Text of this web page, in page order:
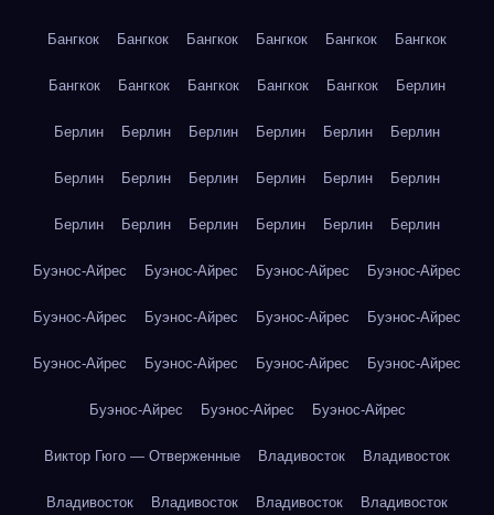
Бангкок Бангкок Бангкок Бангкок Бангкок Бангкок
Бангкок Бангкок Бангкок Бангкок Бангкок Берлин
Берлин Берлин Берлин Берлин Берлин Берлин
Берлин Берлин Берлин Берлин Берлин Берлин
Берлин Берлин Берлин Берлин Берлин Берлин
Буэнос-Айрес Буэнос-Айрес Буэнос-Айрес Буэнос-Айрес
Буэнос-Айрес Буэнос-Айрес Буэнос-Айрес Буэнос-Айрес
Буэнос-Айрес Буэнос-Айрес Буэнос-Айрес Буэнос-Айрес
Буэнос-Айрес Буэнос-Айрес Буэнос-Айрес
Виктор Гюго — Отверженные Владивосток Владивосток
Владивосток Владивосток Владивосток Владивосток